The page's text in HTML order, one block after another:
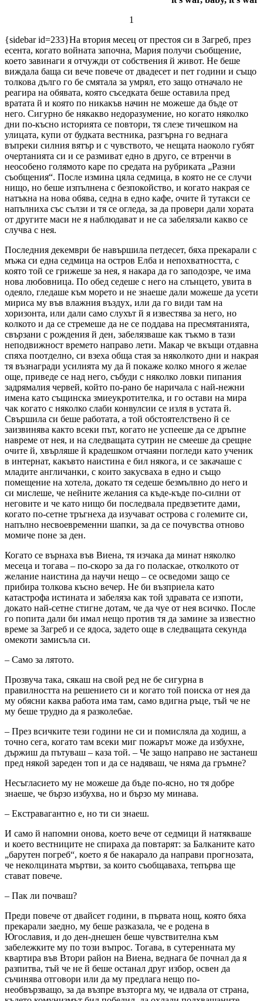
1
{sidebar id=233}На втория месец от престоя си в Загреб, през
есента, когато войната започна, Мария получи съобщение,
което завинаги я отчужди от собствения й живот. Не беше
виждала баща си вече повече от двадесет и пет години и също
толкова дълго го бе смятала за умрял, ето защо отначало не
реагира на обявата, която съседката беше оставила пред
вратата й и която по никакъв начин не можеше да бъде от
него. Сигурно бе някакво недоразумение, но когато няколко
дни по-късно историята се повтори, тя слезе тичешком на
улицата, купи от будката вестника, разгърна го веднага
въпреки силния вятър и с чувството, че нещата наоколо губят
очертанията си и се размиват едно в друго, се втренчи в
неособено голямото каре по средата на рубриката „Разни
съобщения“. После измина цяла седмица, в която не се случи
нищо, но беше изпълнена с безпокойство, и когато накрая се
натъкна на нова обява, седна в едно кафе, очите й тутакси се
напълниха със сълзи и тя се огледа, за да провери дали хората
от другите маси не я наблюдават и не са забелязали какво се
случва с нея.
Последния декември бе навършила петдесет, бяха прекарали с
мъжа си една седмица на остров Елба и непохватността, с
която той се грижеше за нея, я накара да го заподозре, че има
нова любовница. По обед седеше с него на слънцето, увита в
одеяло, гледаше към морето и не знаеше дали можеше да усети
мириса му във влажния въздух, или да го види там на
хоризонта, или дали само слухът й я известява за него, но
колкото и да се стремеше да не се поддава на пресмятанията,
свързани с рождения й ден, забелязваше как тъкмо в тази
неподвижност времето направо лети. Макар че вкъщи отдавна
спяха поотделно, си взеха обща стая за няколкото дни и накрая
тя възнагради усилията му да й покаже колко много я желае
още, приведе се над него, събуди с няколко ловки пипания
задрямалия червей, който по-рано бе наричала с най-нежни
имена като същинска змиеукротителка, и го остави на мира
чак когато с няколко слаби конвулсии се изля в устата й.
Свършила си беше работата, а той обстоятелствено й се
заизвинява както всеки път, когато не успееше да се дръпне
навреме от нея, и на следващата сутрин не смееше да срещне
очите й, хвърляше й крадешком отчаяни погледи като ученик
в интернат, какъвто наистина е бил някога, и се закачаше с
младите англичанки, с които закусваха в едно и също
помещение на хотела, докато тя седеше безмълвно до него и
си мислеше, че нейните желания са къде-къде по-силни от
неговите и че като нищо би последвала предвзетите дами,
когато по-сетне тръгнеха да изучават острова с големите си,
напълно несвоевременни шапки, за да се почувства отново
момиче поне за ден.
Когато се върнаха във Виена, тя изчака да минат няколко
месеца и тогава – по-скоро за да го поласкае, отколкото от
желание наистина да научи нещо – се осведоми защо се
прибира толкова късно вечер. Не би възприела като
катастрофа истината и забеляза как той здравата се изпоти,
докато най-сетне стигне дотам, че да чуе от нея всичко. После
го попита дали би имал нещо против тя да замине за известно
време за Загреб и се ядоса, задето още в следващата секунда
омекоти замисъла си.
– Само за лятото.
Прозвуча така, сякаш на свой ред не бе сигурна в
правилността на решението си и когато той поиска от нея да
му обясни каква работа има там, само вдигна ръце, тъй че не
му беше трудно да я разколебае.
– През всичките тези години не си и помисляла да ходиш, а
точно сега, когато там всеки миг пожарът може да избухне,
държиш да пътуваш – каза той. – Че защо направо не застанеш
пред някой зареден топ и да се надяваш, че няма да гръмне?
Несъгласието му не можеше да бъде по-ясно, но тя добре
знаеше, че бързо избухва, но и бързо му минава.
– Екстравагантно е, но ти си знаеш.
И само й напомни онова, което вече от седмици й натякваше
и което вестниците не спираха да повтарят: за Балканите като
„барутен погреб“, което я бе накарало да направи прогнозата,
че неколцината мъртви, за които съобщаваха, тепърва ще
стават повече.
– Пак ли почваш?
Преди повече от двайсет години, в първата нощ, която бяха
прекарали заедно, му беше разказала, че е родена в
Югославия, и до ден-днешен беше чувствителна към
забележките му по този въпрос. Тогава, в сутеренната му
квартира във Втори район на Виена, веднага бе почнал да я
разпитва, тъй че не й беше останал друг избор, освен да
съчинява отговори или да му предлага нещо по-
необвързващо, за да възпре възторга му, че идвала от страна,